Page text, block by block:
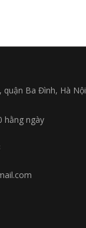
quận Ba Đình, Hà Nội
hằng ngày